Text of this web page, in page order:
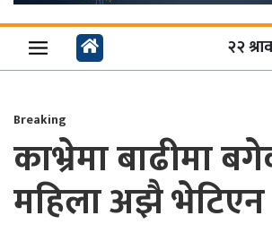
२२
Breaking
काभ्रेमा बाढीमा
महिला अझै भेटिएन